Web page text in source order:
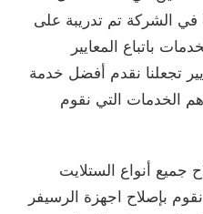
في الشركة تم تدريبة على
باتباع المعايير
تجعلنا نقدم أفضل خدمة
الخدمات التي نقوم
جميع أنواع الستلايت
نقوم بإصلاح اجهزة الرسيفر